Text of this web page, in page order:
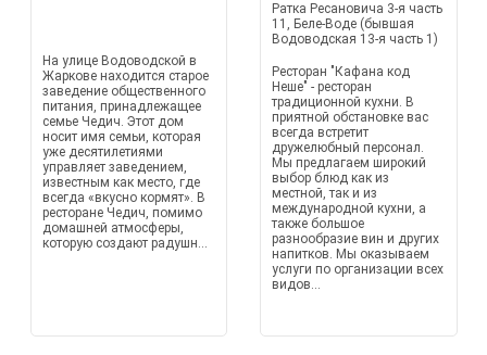
На улице Водоводской в
Жаркове находится старое
заведение общественного
питания, принадлежащее
семье Чедич. Этот дом
носит имя семьи, которая
уже десятилетиями
управляет заведением,
известным как место, где
всегда «вкусно кормят». В
ресторане Чедич, помимо
домашней атмосферы,
которую создают радушн...
Ратка Ресановича 3-я часть
11, Беле-Воде (бывшая
Водоводская 13-я часть 1)
Ресторан "Кафана код
Неше" - ресторан
традиционной кухни. В
приятной обстановке вас
всегда встретит
дружелюбный персонал.
Мы предлагаем широкий
выбор блюд как из
местной, так и из
международной кухни, а
также большое
разнообразие вин и других
напитков. Мы оказываем
услуги по организации всех
видов...